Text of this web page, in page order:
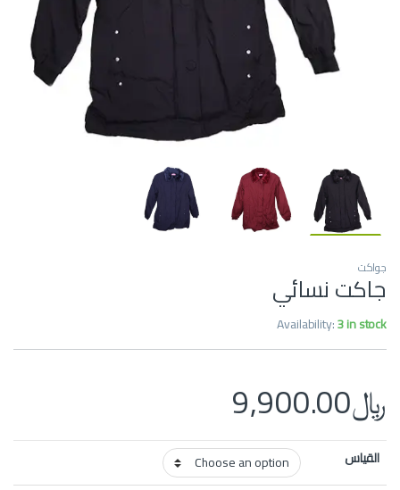
جواكت
جاكت نسائي
Availability:3 in stock
﷼9,900.00
القياس